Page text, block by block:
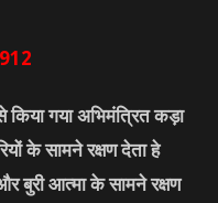
गया अभिमंत्रित कड़ा
के सामने रक्षण देता हे
बुरी आत्मा के सामने रक्षण